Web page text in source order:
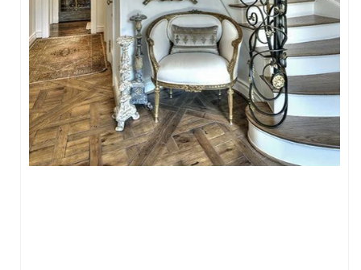
METAL RAF MODELLERİ
METAL SEHPA VE DRESUAR MODELLERİ